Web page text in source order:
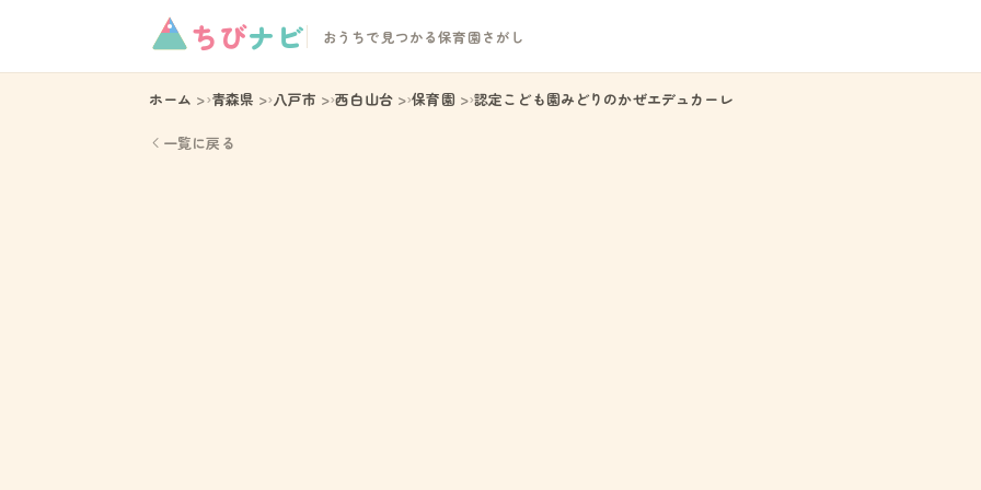
ちびナビ おうちで見つかる保育園さがし
ホーム 青森県 八戸市 西白山台 保育園 認定こども園みどりのかぜエデュカーレ
一覧に戻る